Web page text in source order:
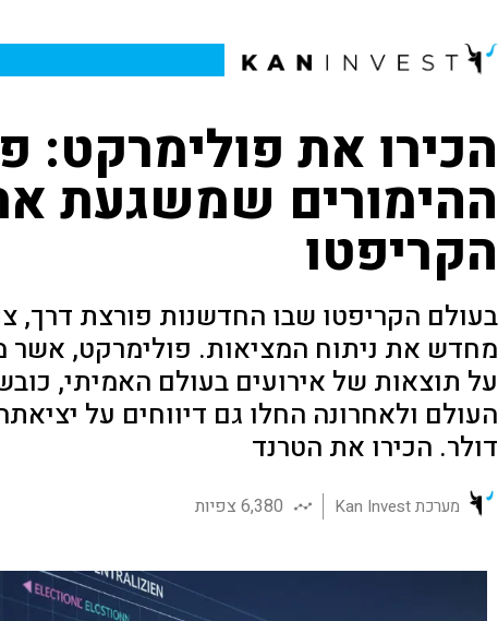
הכירו את פולימרקט:
ההימורים שמשגעת
הקריפטו
בעולם הקריפטו שבו החדשנות פורצת דרך,
מחדש את ניתוח המציאות. פולימרקט,
על תוצאות של אירועים בעולם האמיתי,
דולר. הכירו את הטרנד
מערכת Kan Invest 6,380 צפיות